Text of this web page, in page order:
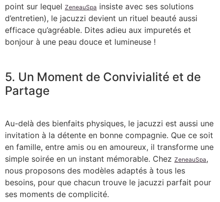
point sur lequel ZeneauSpa insiste avec ses solutions
d’entretien), le jacuzzi devient un rituel beauté aussi
efficace qu’agréable. Dites adieu aux impuretés et
bonjour à une peau douce et lumineuse !
5. Un Moment de Convivialité et de
Partage
Au-delà des bienfaits physiques, le jacuzzi est aussi une
invitation à la détente en bonne compagnie. Que ce soit
en famille, entre amis ou en amoureux, il transforme une
simple soirée en un instant mémorable. Chez ZeneauSpa,
nous proposons des modèles adaptés à tous les
besoins, pour que chacun trouve le jacuzzi parfait pour
ses moments de complicité.